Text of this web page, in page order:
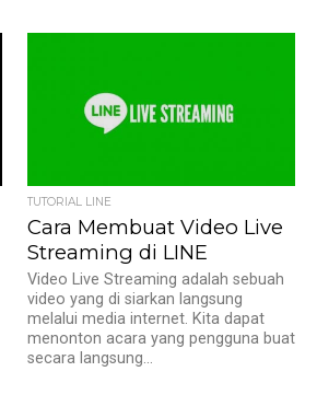
TUTORIAL LINE
Cara Membuat Video Live
Streaming di LINE
Video Live Streaming adalah sebuah
video yang di siarkan langsung
melalui media internet. Kita dapat
menonton acara yang pengguna buat
secara langsung...